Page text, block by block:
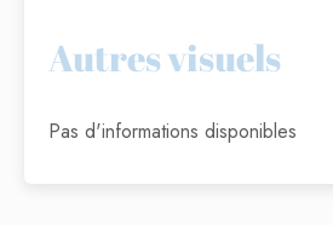
Autres visuels
Pas d'informations disponibles